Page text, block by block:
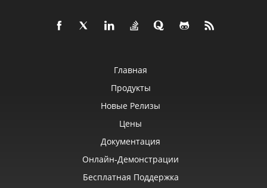
Главная
Продукты
Новые Релизы
Цены
Документация
Онлайн‑демонстрации
Бесплатная Поддержка